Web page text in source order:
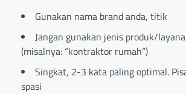
Gunakan nama brand anda, titik
Jangan gunakan jenis produk/
(misalnya: “kontraktor rumah”)
Singkat, 2-3 kata paling optimal.
spasi